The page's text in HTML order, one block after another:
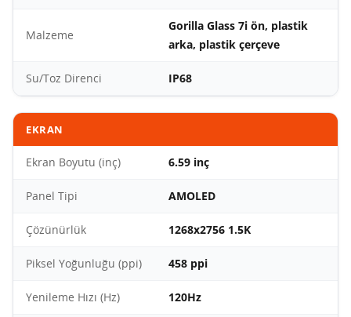
Malzeme
Gorilla Glass 7i ön, plastik
arka, plastik çerçeve
Su/Toz Direnci IP68
EKRAN
Ekran Boyutu (inç) 6.59 inç
Panel Tipi AMOLED
Çözünürlük 1268x2756 1.5K
Piksel Yoğunluğu (ppi) 458 ppi
Yenileme Hızı (Hz) 120Hz